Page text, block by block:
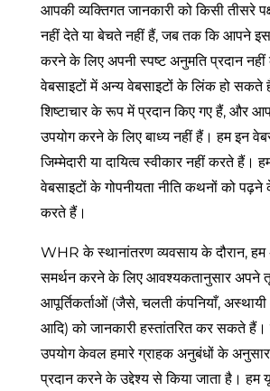
आपकी व्यक्तिगत जानकारी को किसी तीसरे
नहीं देते या बेचते नहीं हैं, जब तक कि आपने इस
करने के लिए अपनी स्पष्ट अनुमति प्रदान नहीं
वेबसाइटों में अन्य वेबसाइटों के लिंक हो
शिष्टाचार के रूप में प्रदान किए गए हैं, और
उपयोग करने के लिए बाध्य नहीं हैं। हम इन
जिम्मेदारी या दायित्व स्वीकार नहीं करते हैं।
वेबसाइटों के गोपनीयता नीति कथनों को पढ़ने
करते हैं।
WHR के स्थानांतरण व्यवसाय के दौरान,
समर्थन करने के लिए आवश्यकतानुसार अपने
आपूर्तिकर्ताओं (जैसे, चलती कंपनियाँ, अस्थायी
आदि) को जानकारी हस्तांतरित कर सकते हैं।
उपयोग केवल हमारे ग्राहक अनुबंधों के
प्रदान करने के उद्देश्य से किया जाता है। हम